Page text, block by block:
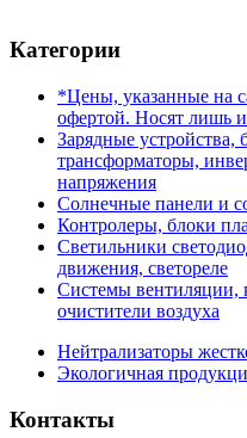
Категории
*Цены, указанные на
офертой. Носят лишь
Зарядные устройства,
трансформаторы,
напряжения
Солнечные панели и
Контролеры, блоки
Светильники
движения, светореле
Системы вентиляции,
очистители воздуха
Нейтрализаторы
Экологичная
Контакты